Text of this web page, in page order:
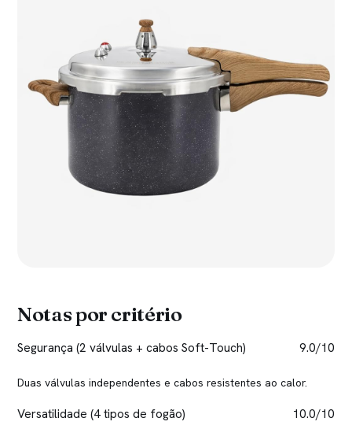
Notas por critério
Segurança (2 válvulas + cabos Soft-Touch) 9.0/10
Duas válvulas independentes e cabos resistentes ao calor.
Versatilidade (4 tipos de fogão) 10.0/10